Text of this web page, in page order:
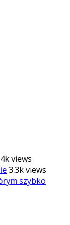
4k views
3.3k views
szybko